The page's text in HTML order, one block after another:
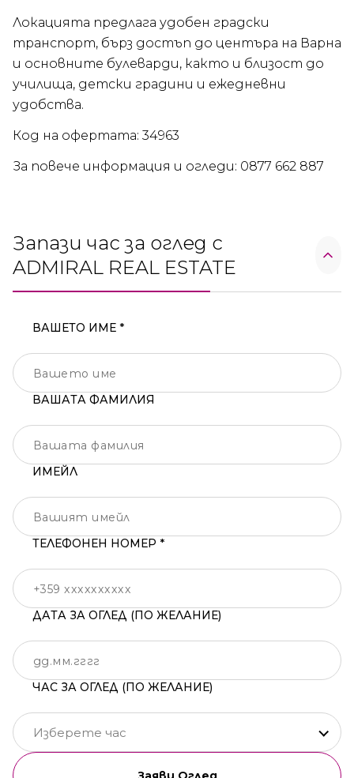
Локацията предлага удобен градски
транспорт, бърз достъп до центъра на Варна
и основните булеварди, както и близост до
училища, детски градини и ежедневни
удобства.
Код на офертата: 34963
За повече информация и огледи: 0877 662 887
Запази час за оглед с
ADMIRAL REAL ESTATE
ВАШЕТО ИМЕ *
ВАШАТА ФАМИЛИЯ
ИМЕЙЛ
ТЕЛЕФОНЕН НОМЕР *
ДАТА ЗА ОГЛЕД (ПО ЖЕЛАНИЕ)
ЧАС ЗА ОГЛЕД (ПО ЖЕЛАНИЕ)
Изберете час